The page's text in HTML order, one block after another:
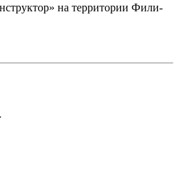
на территории Фили-